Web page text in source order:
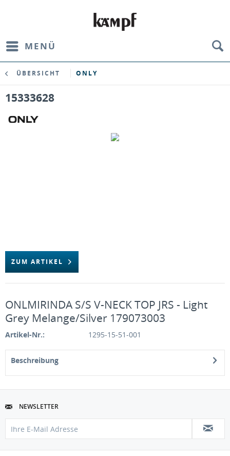
MENÜ
ÜBERSICHT ONLY
15333628
ZUM ARTIKEL
ONLMIRINDA S/S V-NECK TOP JRS - Light
Grey Melange/Silver 179073003
Artikel-Nr.: 1295-15-51-001
Beschreibung
NEWSLETTER